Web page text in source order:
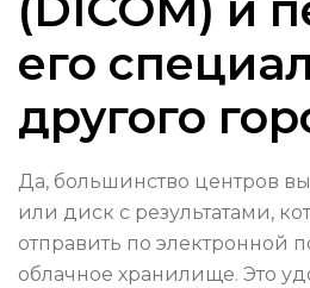
его
другого
Да, большинство центров
или диск с результатами,
отправить по электронной
облачное хранилище. Это